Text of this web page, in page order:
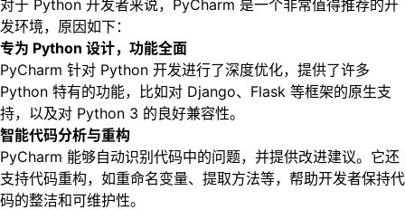
对于 Python 开发者来说，PyCharm 是一个非常值得推荐的开
发环境，原因如下：
专为 Python 设计，功能全面
PyCharm 针对 Python 开发进行了深度优化，提供了许多
Python 特有的功能，比如对 Django、Flask 等框架的原生支
持，以及对 Python 3 的良好兼容性。
智能代码分析与重构
PyCharm 能够自动识别代码中的问题，并提供改进建议。它还
支持代码重构，如重命名变量、提取方法等，帮助开发者保持代
码的整洁和可维护性。